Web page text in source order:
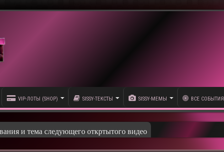
VIP-ЛОТЫ (SHOP) SISSY-ТЕКСТЫ SISSY-МЕМЫ ВСЕ СОБЫТИЯ
и тема следующего откртытого видео